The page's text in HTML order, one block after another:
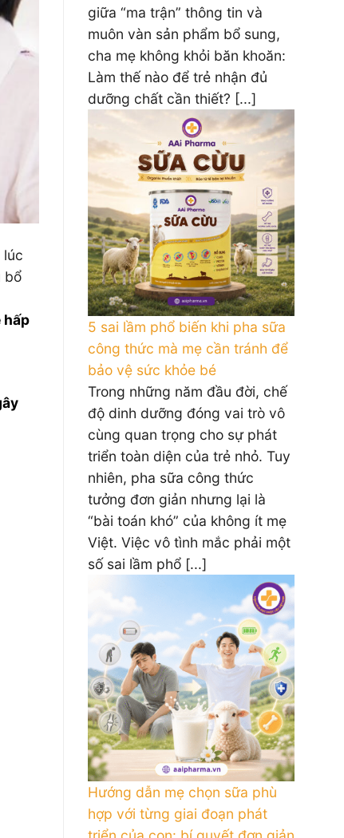
lúc
bổ
hấp
giữa “ma trận” thông tin và
muôn vàn sản phẩm bổ sung,
cha mẹ không khỏi băn khoăn:
Làm thế nào để trẻ nhận đủ
dưỡng chất cần thiết? [...]
5 sai lầm phổ biến khi pha sữa
công thức mà mẹ cần tránh để
bảo vệ sức khỏe bé
Trong những năm đầu đời, chế
độ dinh dưỡng đóng vai trò vô
cùng quan trọng cho sự phát
triển toàn diện của trẻ nhỏ. Tuy
nhiên, pha sữa công thức
tưởng đơn giản nhưng lại là
“bài toán khó” của không ít mẹ
Việt. Việc vô tình mắc phải một
số sai lầm phổ [...]
Hướng dẫn mẹ chọn sữa phù
hợp với từng giai đoạn phát